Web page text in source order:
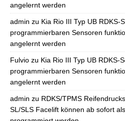
angelernt werden
admin zu Kia Rio III Typ UB RDKS-
programmierbaren Sensoren
angelernt werden
Fulvio zu Kia Rio III Typ UB RDKS-
programmierbaren Sensoren
angelernt werden
admin zu RDKS/TPMS
SL/SLS Facelift können ab sofort